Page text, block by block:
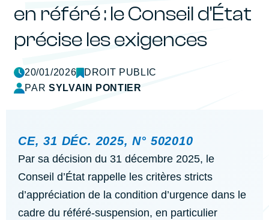
en référé : le Conseil d’État
précise les exigences
20/01/2026
DROIT PUBLIC
PARSYLVAIN PONTIER
CE, 31 DÉC. 2025, N° 502010
Par sa décision du 31 décembre 2025, le
Conseil d’État rappelle les critères stricts
d’appréciation de la condition d’urgence dans le
cadre du référé-suspension, en particulier